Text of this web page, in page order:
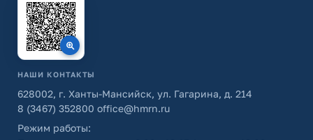
НАШИ КОНТАКТЫ
628002, г. Ханты-Мансийск, ул. Гагарина, д. 214
8 (3467) 352800 office@hmrn.ru
Режим работы: